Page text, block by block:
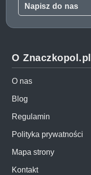
Napisz do nas
O Znaczkopol.pl
O nas
Blog
Regulamin
Polityka prywatności
Mapa strony
Kontakt